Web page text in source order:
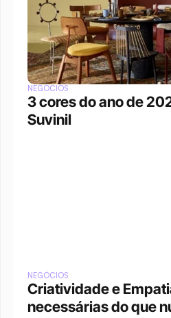
NEGÓCIOS
3 cores do ano de
Suvinil
NEGÓCIOS
Criatividade e
necessárias do que